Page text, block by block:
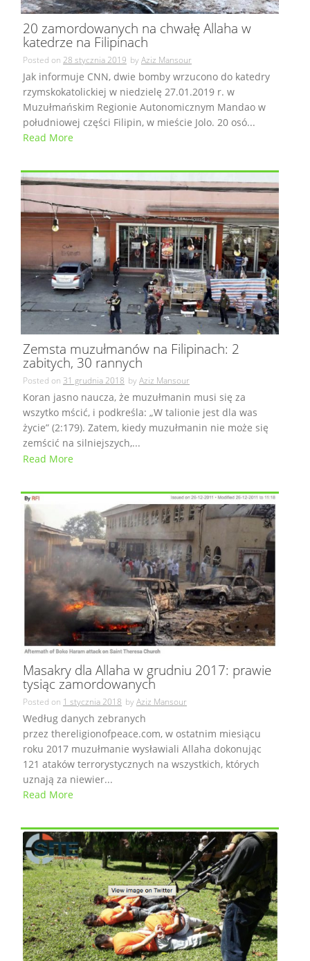
20 zamordowanych na chwałę Allaha w
katedrze na Filipinach
Posted on 28 stycznia 2019 byAziz Mansour
Jak informuje CNN, dwie bomby wrzucono do katedry
rzymskokatolickiej w niedzielę 27.01.2019 r. w
Muzułmańskim Regionie Autonomicznym Mandao w
południowej części Filipin, w mieście Jolo. 20 osó...
Read More
Zemsta muzułmanów na Filipinach: 2
zabitych, 30 rannych
Posted on 31 grudnia 2018 byAziz Mansour
Koran jasno naucza, że muzułmanin musi się za
wszytko mścić, i podkreśla: „W talionie jest dla was
życie” (2:179). Zatem, kiedy muzułmanin nie może się
zemścić na silniejszych,...
Read More
Masakry dla Allaha w grudniu 2017: prawie
tysiąc zamordowanych
Posted on 1 stycznia 2018 byAziz Mansour
Według danych zebranych
przez thereligionofpeace.com, w ostatnim miesiącu
roku 2017 muzułmanie wysławiali Allaha dokonując
121 ataków terrorystycznych na wszystkich, których
uznają za niewier...
Read More